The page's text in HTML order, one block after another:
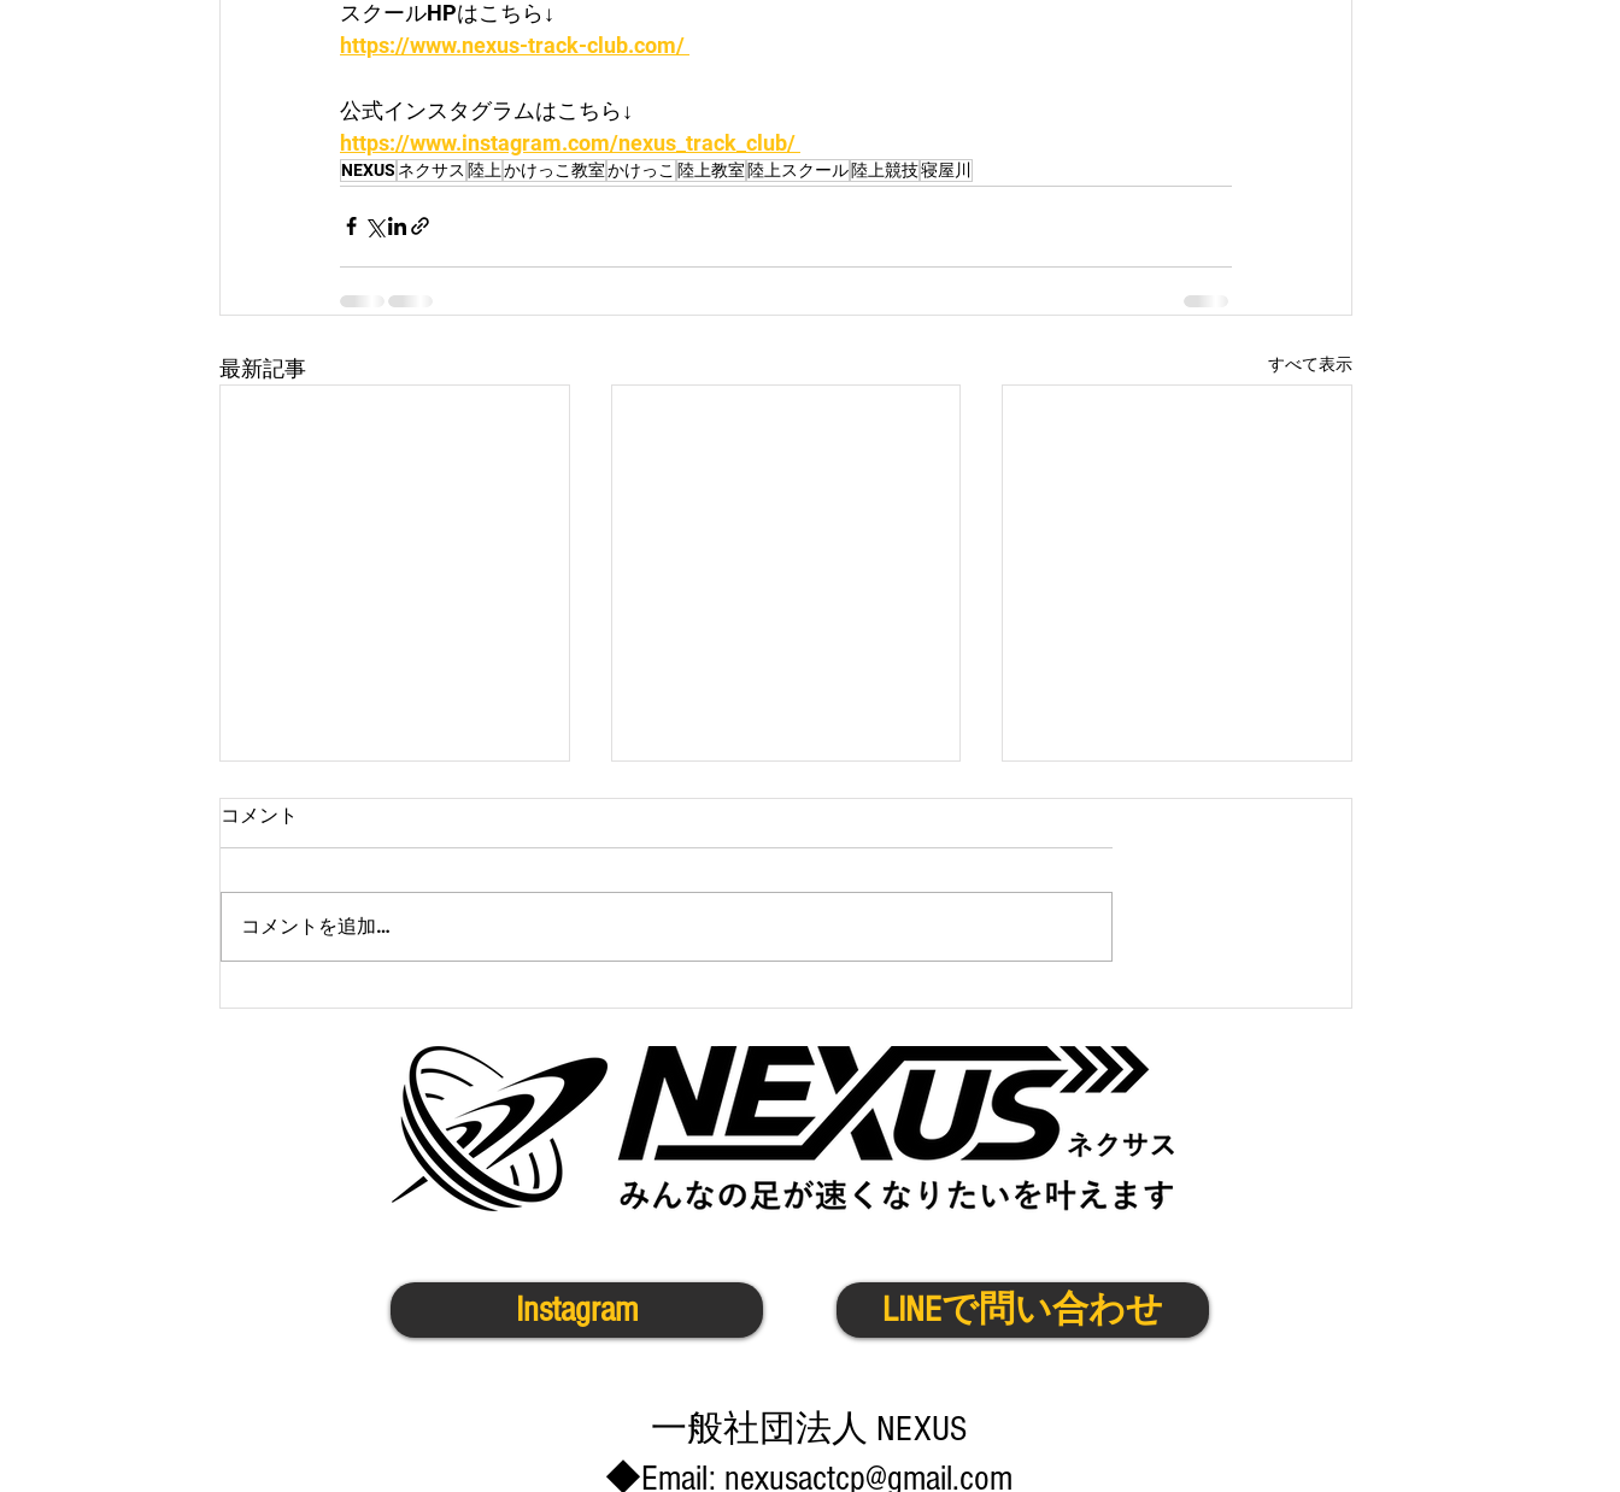
スクールHPはこちら↓
https://www.nexus-track-club.com/
公式インスタグラムはこちら↓
https://www.instagram.com/nexus_track_club/
NEXUS ネクサス 陸上かけっこ教室かけっこ 陸上教室 陸上スクール陸上競技寝屋川
最新記事 すべて表示
月イチの指導で５０ｍ走のタ
とは…
コメント
コメントを追加…
Instagram LINEで問い合わせ
​一般社団法人 NEXUS
◆Email: nexusactcp@gmail.com